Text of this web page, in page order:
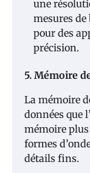
une
mesures de
pour des
précision.
5. Mémoire
La mémoire
données que
mémoire
formes
détails fins.